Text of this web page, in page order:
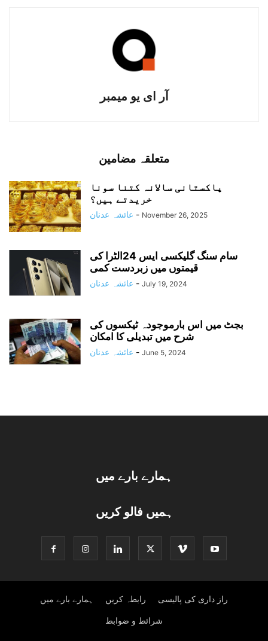
آر ای یو میمبر
متعلقہ مضامین
پاکستانی سالانہ کتنا سونا
خریدتے ہیں؟
عائشہ عدنان - November 26, 2025
سام سنگ گلیکسی ایس 24الٹرا کی
قیمتوں میں زبردست کمی
عائشہ عدنان - July 19, 2024
بجٹ میں اس بارموجودہ ٹیکسوں کی
شرح میں تبدیلی کا امکان
عائشہ عدنان - June 5, 2024
ہمارے بارے میں
ہمیں فالو کریں
ہمارے بارے میں رابطہ کریں راز داری کی پالیسی
شرائط و ضوابط